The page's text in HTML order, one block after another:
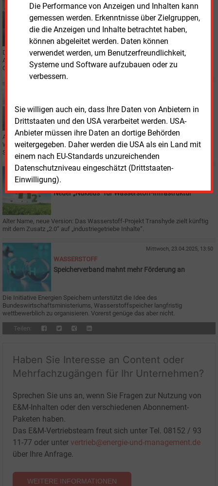
Die Performance von Anzeigen und Inhalten kann
gemessen werden. Erkenntnisse über Zielgruppen,
die die Anzeigen und Inhalte betrachtet haben,
können abgeleitet werden. Daten können
verwendet werden, um Benutzerfreundlichkeit,
Systeme und Software aufzubauen oder zu
verbessern.
Sie willigen auch ein, dass Ihre Daten von Anbietern in
Drittstaaten und den USA verarbeitet werden. USA-
Anbieter müssen ihre Daten an dortige Behörden
weitergegeben. Daher werden die USA als ein Land mit
einem nach EU-Standards unzureichenden
Datenschutzniveau eingeschätzt (Drittstaaten-
Einwilligung).
Donnerstag, 2.10.2025, 10:55
OFFSHORE-WASSERSTOFF
Aquaventus drängt auf Wasserstoffstrategie fürs
Meer
Die Nordsee soll Europas Wasserstoff-Kraftwerk werden. In Hamburg haben
Aquaventus und Partner nun die Bundesregierung zu einem verbindlichen
Offshore-Aktionsplan aufgefordert.
Ostsee-Netzbetreiber legen Offshore-Roadmap vor
Acht Übertragungsnetzbetreiber aus Ostsee-Anrainerstaaten haben in
Warschau eine Roadmap für ein resilientes Offshore-Stromnetz vorgestellt.
Sie fordern einen Sicherheitsplan.
Mittwoch, 23.04.2025, 14:33
WASSERSTOFF
Neuer „Nukleus“ für Wasserstoff-Infrastruktur
Alter Name, neue Version: Das Wasserstoff-Projekt Transhyde zielt künftig
mit dem Zusatz „2.0“ auf „industriegetriebe Inhalte“.
Mittwoch, 23.04.2025, 13:50
WASSERSTOFF
Speicherverband mahnt mehr Förderung an
Die Initiative Energien Speichern unterstützt die Idee des
Bundeswirtschaftsministeriums, Wasserstoffspeicher langfristig
wettbewerblich zu organisieren. Vorerst genüge das aber nicht.
Teilen:
Haben Sie Interesse an Content oder
Mehrfachzugängen für Ihr Unternehmen?
Sprechen Sie uns an, wenn Sie Fragen zur Nutzung von
E&M-Inhalten oder den verschiedenen Abonnement-
Paketen haben.
Das E&M-Vertriebsteam freut sich unter Tel. 08152 / 93
11-77 oder unter vertrieb@energie-und-management.de
über Ihre Anfrage.
WEITERE INFORMATIONEN